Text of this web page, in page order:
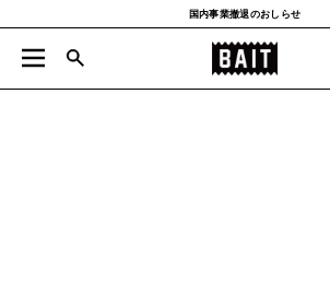
ン
国内事業撤退のおしらせ
ナ
BAIT
公